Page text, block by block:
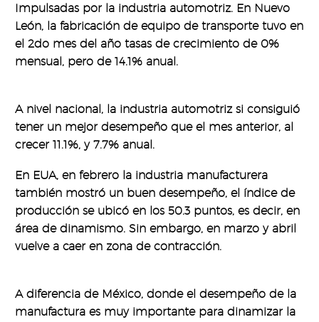
Impulsadas por la industria automotriz. En Nuevo
León, la fabricación de equipo de transporte tuvo en
el 2do mes del año tasas de crecimiento de 0%
mensual, pero de 14.1% anual.
A nivel nacional, la industria automotriz si consiguió
tener un mejor desempeño que el mes anterior, al
crecer 11.1%, y 7.7% anual.
En EUA, en febrero la industria manufacturera
también mostró un buen desempeño, el índice de
producción se ubicó en los 50.3 puntos, es decir, en
área de dinamismo. Sin embargo, en marzo y abril
vuelve a caer en zona de contracción.
A diferencia de México, donde el desempeño de la
manufactura es muy importante para dinamizar la